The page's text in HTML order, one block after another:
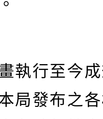
執行至今
局發布之